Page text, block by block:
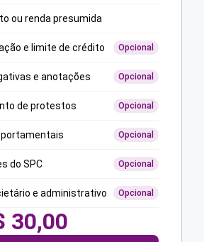
ou renda presumida
e limite de crédito Opcional
e anotações Opcional
de protestos Opcional
Opcional
do SPC Opcional
e administrativo Opcional
30,00